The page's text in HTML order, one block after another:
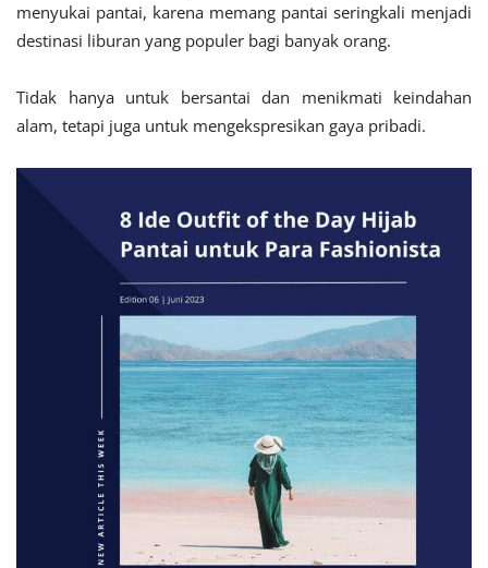
menyukai pantai, karena memang pantai seringkali menjadi
destinasi liburan yang populer bagi banyak orang.
Tidak hanya untuk bersantai dan menikmati keindahan
alam, tetapi juga untuk mengekspresikan gaya pribadi.